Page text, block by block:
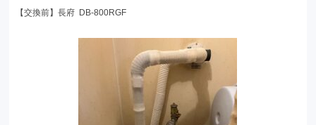
【交換前】長府 DB-800RGF